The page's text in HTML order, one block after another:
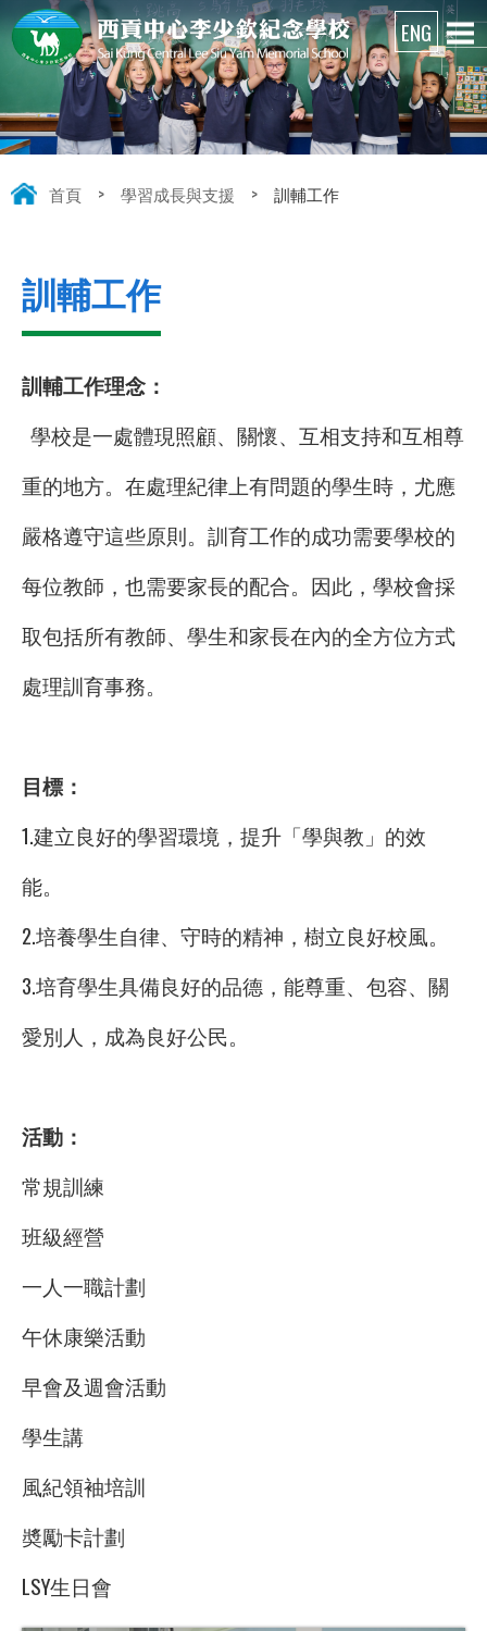
首頁 > 學習成長與支援 > 訓輔工作
訓輔工作
訓輔工作理念：
學校是一處體現照顧、關懷、互相支持和互相尊
重的地方。在處理紀律上有問題的學生時，尤應
嚴格遵守這些原則。訓育工作的成功需要學校的
每位教師，也需要家長的配合。因此，學校會採
取包括所有教師、學生和家長在內的全方位方式
處理訓育事務。
目標：
1.建立良好的學習環境，提升「學與教」的效
能。
2.培養學生自律、守時的精神，樹立良好校風。
3.培育學生具備良好的品德，能尊重、包容、關
愛別人，成為良好公民。
活動：
常規訓練
班級經營
一人一職計劃
午休康樂活動
早會及週會活動
學生講
風紀領袖培訓
奬勵卡計劃
LSY生日會